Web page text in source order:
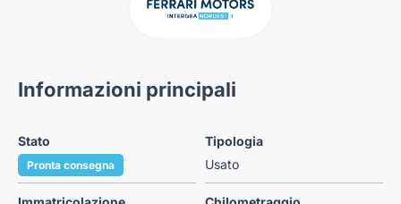
Informazioni principali
Stato
Pronta consegna
Tipologia
Usato